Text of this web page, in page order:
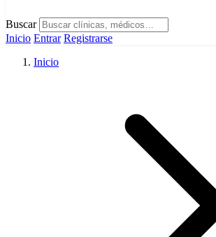
Buscar
Inicio Entrar Registrarse
Inicio